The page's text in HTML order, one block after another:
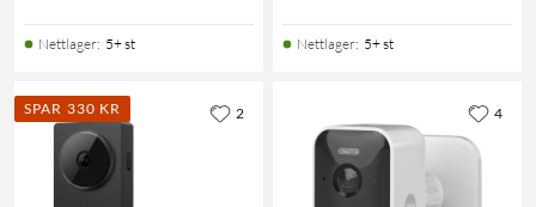
Nettlager: 5+ st Nettlager: 5+ st
SPAR 330 KR 2 4